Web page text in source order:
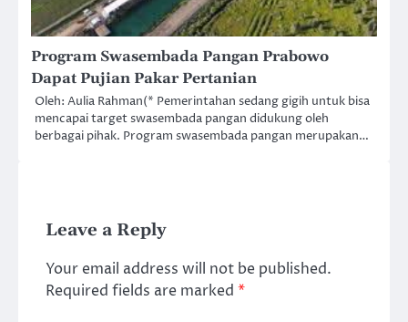
Program Swasembada Pangan Prabowo
Dapat Pujian Pakar Pertanian
Oleh: Aulia Rahman(* Pemerintahan sedang gigih untuk bisa
mencapai target swasembada pangan didukung oleh
berbagai pihak. Program swasembada pangan merupakan…
Leave a Reply
Your email address will not be published.
Required fields are marked *